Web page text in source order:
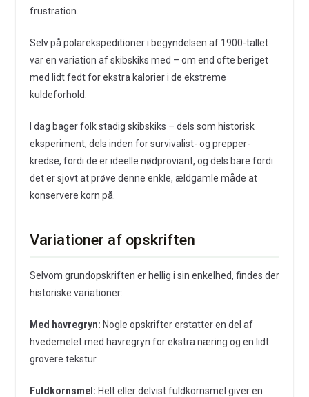
frustration.
Selv på polarekspeditioner i begyndelsen af 1900-tallet
var en variation af skibskiks med – om end ofte beriget
med lidt fedt for ekstra kalorier i de ekstreme
kuldeforhold.
I dag bager folk stadig skibskiks – dels som historisk
eksperiment, dels inden for survivalist- og prepper-
kredse, fordi de er ideelle nødproviant, og dels bare fordi
det er sjovt at prøve denne enkle, ældgamle måde at
konservere korn på.
Variationer af opskriften
Selvom grundopskriften er hellig i sin enkelhed, findes der
historiske variationer:
Med havregryn: Nogle opskrifter erstatter en del af
hvedemelet med havregryn for ekstra næring og en lidt
grovere tekstur.
Fuldkornsmel: Helt eller delvist fuldkornsmel giver en